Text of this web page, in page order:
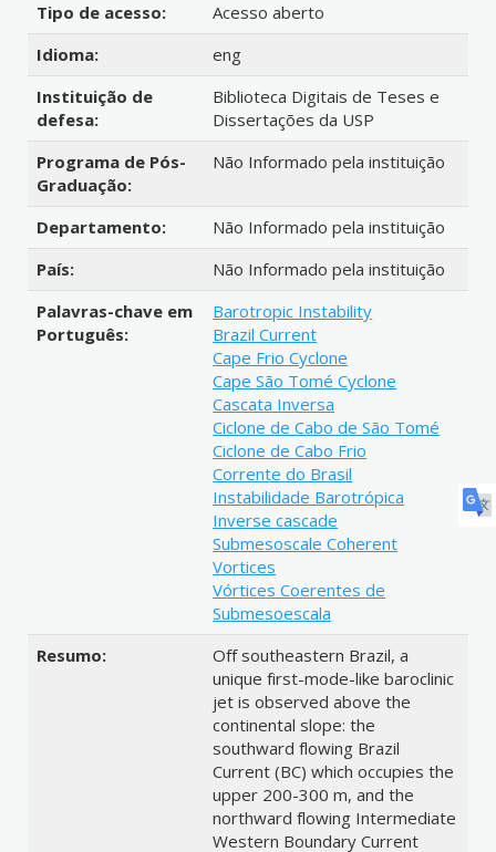
Tipo de acesso:
Acesso aberto
Idioma:
eng
Instituição de
defesa:
Biblioteca Digitais de Teses e
Dissertações da USP
Programa de Pós-
Graduação:
Não Informado pela instituição
Departamento:
Não Informado pela instituição
País:
Não Informado pela instituição
Palavras-chave em
Português:
Barotropic Instability
Brazil Current
Cape Frio Cyclone
Cape São Tomé Cyclone
Cascata Inversa
Ciclone de Cabo de São Tomé
Ciclone de Cabo Frio
Corrente do Brasil
Instabilidade Barotrópica
Inverse cascade
Submesoscale Coherent
Vortices
Vórtices Coerentes de
Submesoescala
Resumo:
Off southeastern Brazil, a
unique first-mode-like baroclinic
jet is observed above the
continental slope: the
southward flowing Brazil
Current (BC) which occupies the
upper 200-300 m, and the
northward flowing Intermediate
Western Boundary Current